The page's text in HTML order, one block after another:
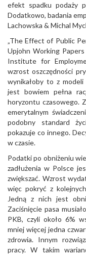
efekt spadku podaży
Dodatkowo, badania
Lachowska & Michal
„The Effect of Public
Upjohn Working
Institute for
wzrost oszczędności
wynikałoby to z modeli
jest bowiem pełna
horyzontu czasowego.
emerytalnym
podobny standard
pokazuje co innego.
w czasie.
Podatki po obniżeniu
zadłużenia w Polsce
zwiększać. Wzrost
więc pokryć z
Jedną z nich jest
Zaciśnięcie pasa
PKB, czyli około 6%
mniej więcej jedna
zdrowia. Innym
pracy. W takim